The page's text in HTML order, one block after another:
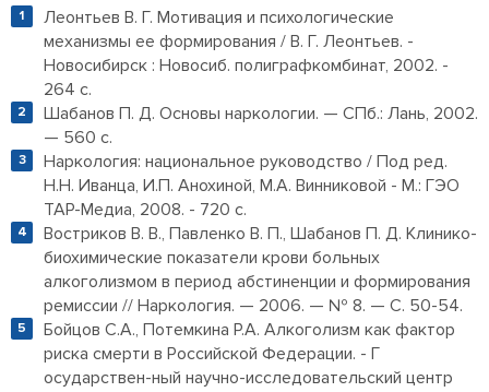
Леонтьев В. Г. Мотивация и психологические
механизмы ее формирования / В. Г. Леонтьев. -
Новосибирск : Новосиб. полиграфкомбинат, 2002. -
264 с.
Шабанов П. Д. Основы наркологии. — СПб.: Лань, 2002.
— 560 с.
Наркология: национальное руководство / Под ред.
Н.Н. Иванца, И.П. Анохиной, М.А. Винниковой - М.: ГЭО
ТАР-Медиа, 2008. - 720 с.
Востриков В. В., Павленко В. П., Шабанов П. Д. Клинико-
биохимические показатели крови больных
алкоголизмом в период абстиненции и формирования
ремиссии // Наркология. — 2006. — № 8. — С. 50-54.
Бойцов С.А., Потемкина Р.А. Алкоголизм как фактор
риска смерти в Российской Федерации. - Г
осударствен-ный научно-исследовательский центр